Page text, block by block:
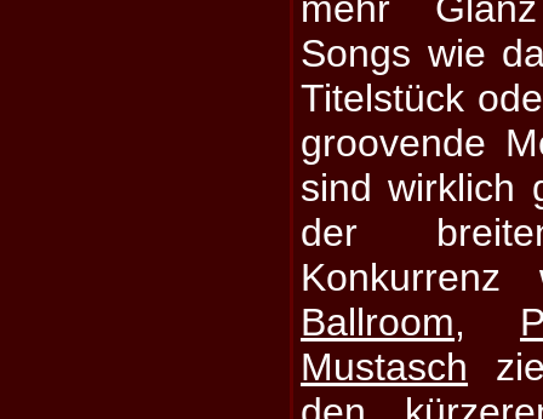
Songs wie
Titelstück
groovende
sind wirklich
der
Ballroom,
Mustasch